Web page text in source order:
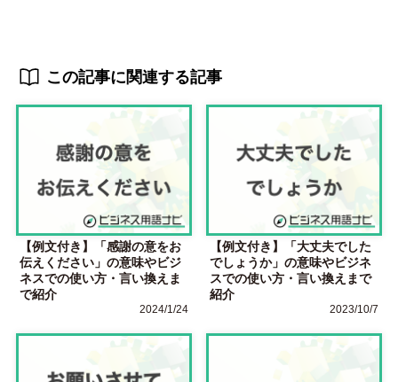
この記事に関連する記事
【例文付き】「感謝の意をお
伝えください」の意味やビジ
ネスでの使い方・言い換えま
で紹介
2024/1/24
【例文付き】「大丈夫でした
でしょうか」の意味やビジネ
スでの使い方・言い換えまで
紹介
2023/10/7